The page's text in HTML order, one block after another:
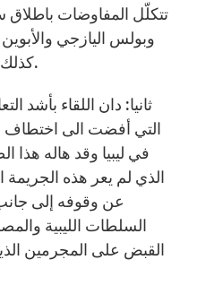
تتكلّل المفاوضات باطلاق
وبولس اليازجي
كذلك المصور اللبناني سمير كسّاب.
ثانيا: دان اللقاء بأشد
التي أفضت الى اختطاف
في ليبيا وقد هاله هذا
الذي لم يعر هذه الجريمة
عن وقوفه إلى
السلطات الليبية
القبض على المجرمين